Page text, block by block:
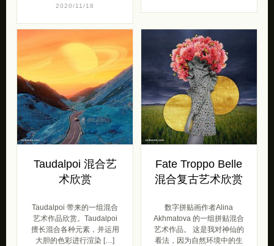
2020/11/18
Taudalpoi 混合艺
术欣赏
Taudalpoi 带来的一组混合
艺术作品欣赏。Taudalpoi
擅长混合各种元素，并运用
大胆的色彩进行渲染 […]
Fate Troppo Belle
混合复古艺术欣赏
数字拼贴画作者Alina
Akhmatova 的一组拼贴混合
艺术作品。 这是我对神仙的
看法，因为自然环境中的生